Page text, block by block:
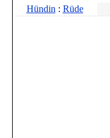
Hündin : Rüde